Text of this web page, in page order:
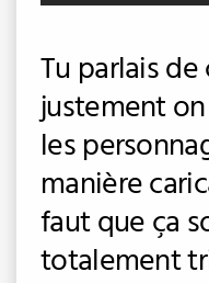
Tu parlais
justement
les
manière
faut que ça
totalement